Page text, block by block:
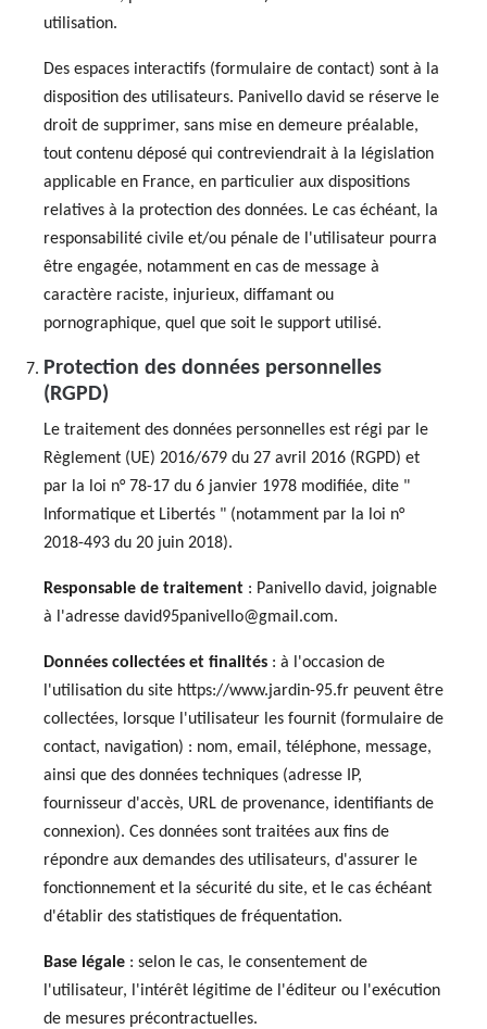
utilisation.
Des espaces interactifs (formulaire de contact) sont à la
disposition des utilisateurs. Panivello david se réserve le
droit de supprimer, sans mise en demeure préalable,
tout contenu déposé qui contreviendrait à la législation
applicable en France, en particulier aux dispositions
relatives à la protection des données. Le cas échéant, la
responsabilité civile et/ou pénale de l'utilisateur pourra
être engagée, notamment en cas de message à
caractère raciste, injurieux, diffamant ou
pornographique, quel que soit le support utilisé.
Protection des données personnelles
(RGPD)
Le traitement des données personnelles est régi par le
Règlement (UE) 2016/679 du 27 avril 2016 (RGPD) et
par la loi n° 78-17 du 6 janvier 1978 modifiée, dite "
Informatique et Libertés " (notamment par la loi n°
2018-493 du 20 juin 2018).
Responsable de traitement : Panivello david, joignable
à l'adresse david95panivello@gmail.com.
Données collectées et finalités : à l'occasion de
l'utilisation du site https://www.jardin-95.fr peuvent être
collectées, lorsque l'utilisateur les fournit (formulaire de
contact, navigation) : nom, email, téléphone, message,
ainsi que des données techniques (adresse IP,
fournisseur d'accès, URL de provenance, identifiants de
connexion). Ces données sont traitées aux fins de
répondre aux demandes des utilisateurs, d'assurer le
fonctionnement et la sécurité du site, et le cas échéant
d'établir des statistiques de fréquentation.
Base légale : selon le cas, le consentement de
l'utilisateur, l'intérêt légitime de l'éditeur ou l'exécution
de mesures précontractuelles.